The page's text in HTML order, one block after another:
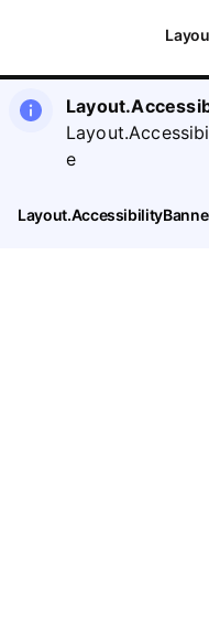
e